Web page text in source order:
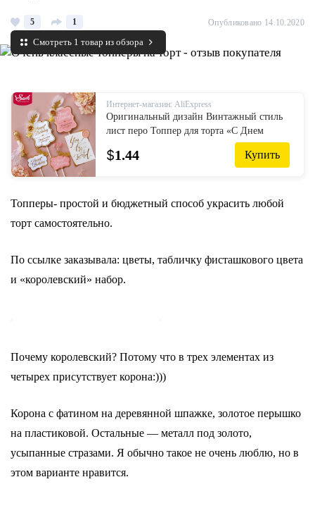
5 1 Опубликовано 14.10.2020
Смотреть 1 товар из обзора
Интернет-магазин: AliExpress
Оригинальный дизайн Винтажный стиль
лист перо Топпер для торта «С Днем
Рождения» вечерние украшения
принадлежности для выпечки Подарки
$1.44 Купить
Топперы- простой и бюджетный способ украсить любой
торт самостоятельно.
По ссылке заказывала: цветы, табличку фисташкового цвета
и «королевский» набор.
Почему королевский? Потому что в трех элементах из
четырех присутствует корона:)))
Корона с фатином на деревянной шпажке, золотое перышко
на пластиковой. Остальные — металл под золото,
усыпанные стразами. Я обычно такое не очень люблю, но в
этом варианте нравится.